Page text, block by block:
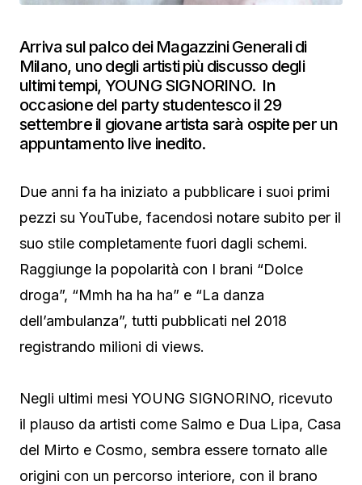
Arriva sul palco dei Magazzini Generali di
Milano, uno degli artisti più discusso degli
ultimi tempi, YOUNG SIGNORINO. In
occasione del party studentesco il 29
settembre il giovane artista sarà ospite per un
appuntamento live inedito.
Due anni fa ha iniziato a pubblicare i suoi primi
pezzi su YouTube, facendosi notare subito per il
suo stile completamente fuori dagli schemi.
Raggiunge la popolarità con I brani “Dolce
droga”, “Mmh ha ha ha” e “La danza
dell’ambulanza”, tutti pubblicati nel 2018
registrando milioni di views.
Negli ultimi mesi YOUNG SIGNORINO, ricevuto
il plauso da artisti come Salmo e Dua Lipa, Casa
del Mirto e Cosmo, sembra essere tornato alle
origini con un percorso interiore, con il brano